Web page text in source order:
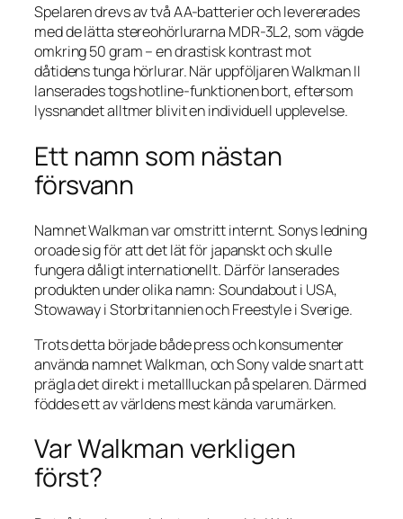
Spelaren drevs av två AA-batterier och levererades
med de lätta stereohörlurarna MDR-3L2, som vägde
omkring 50 gram – en drastisk kontrast mot
dåtidens tunga hörlurar. När uppföljaren Walkman II
lanserades togs hotline-funktionen bort, eftersom
lyssnandet alltmer blivit en individuell upplevelse.
Ett namn som nästan
försvann
Namnet Walkman var omstritt internt. Sonys ledning
oroade sig för att det lät för japanskt och skulle
fungera dåligt internationellt. Därför lanserades
produkten under olika namn: Soundabout i USA,
Stowaway i Storbritannien och Freestyle i Sverige.
Trots detta började både press och konsumenter
använda namnet Walkman, och Sony valde snart att
prägla det direkt i metallluckan på spelaren. Därmed
föddes ett av världens mest kända varumärken.
Var Walkman verkligen
först?